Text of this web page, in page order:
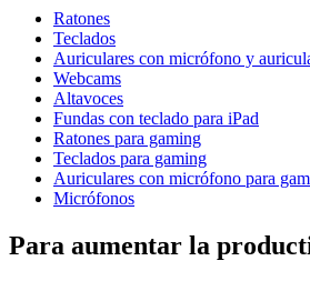
Ratones
Teclados
Auriculares con micrófono y
Webcams
Altavoces
Fundas con teclado para iPad
Ratones para gaming
Teclados para gaming
Auriculares con micrófono para
Micrófonos
Para aumentar la